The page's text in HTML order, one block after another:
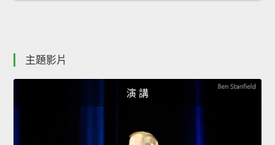
主題影片
演 講